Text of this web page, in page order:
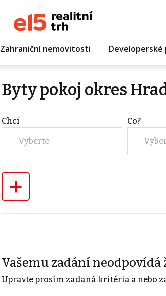
Zahraniční nemovitosti
Byty pokoj okres
Chci
Vyberte
Co?
+
Vašemu zadání neodpovídá
Upravte prosím zadaná kritéria a nebo